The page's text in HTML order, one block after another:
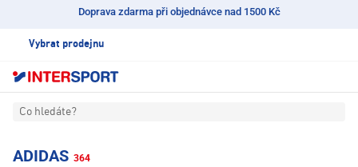
Doprava zdarma při objednávce nad 1500 Kč
Vybrat prodejnu
Co hledáte?
ADIDAS 364